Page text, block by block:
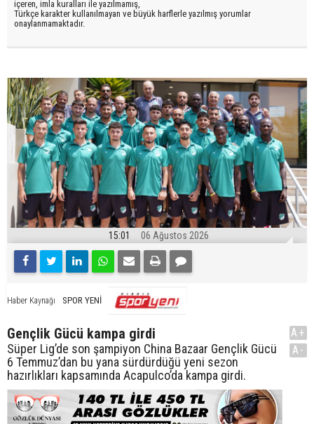
içeren, imla kuralları ile yazılmamış,
Türkçe karakter kullanılmayan ve büyük harflerle yazılmış yorumlar
onaylanmamaktadır.
15:01 06 Ağustos 2026
Haber Kaynağı SPOR YENİ
Gençlik Gücü kampa girdi
Süper Lig’de son şampiyon China Bazaar Gençlik Gücü
6 Temmuz’dan bu yana sürdürdüğü yeni sezon
hazırlıkları kapsamında Acapulco’da kampa girdi.
A+
A-